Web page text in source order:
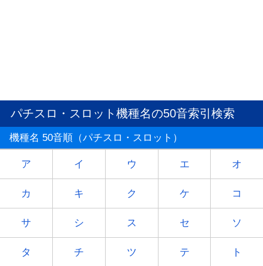
パチスロ・スロット機種名の50音索引検索
機種名 50音順（パチスロ・スロット）
ア イ ウ エ オ
カ キ ク ケ コ
サ シ ス セ ソ
タ チ ツ テ ト